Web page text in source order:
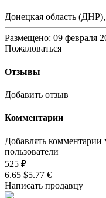
Донецкая область
Размещено: 09 февраля
Пожаловаться
Отзывы
Добавить отзыв
Комментарии
Добавлять комментарии
пользователи
525 ₽
6.65 $5.77 €
Написать продавцу